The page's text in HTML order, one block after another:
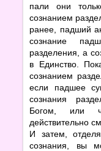
пали они
сознанием
ранее, падший
сознание
разделения, а
в Единство.
сознанием
если падшее
сознания
Богом, или
действительно
И затем,
сознания, вы